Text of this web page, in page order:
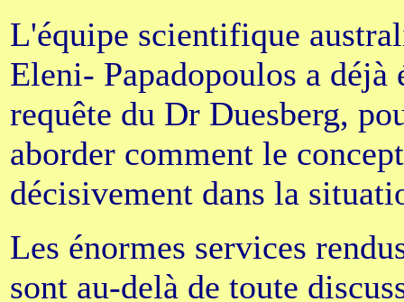
L'équipe scientifique
Eleni- Papadopoulos a déjà
requête du Dr Duesberg,
aborder comment le
décisivement dans la
Les énormes services
sont au-delà de toute